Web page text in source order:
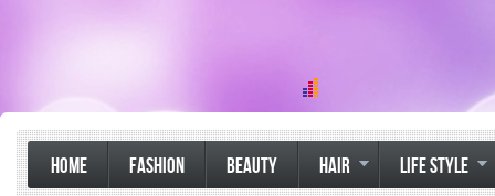
HOME FASHION BEAUTY HAIR LIFE STYLE